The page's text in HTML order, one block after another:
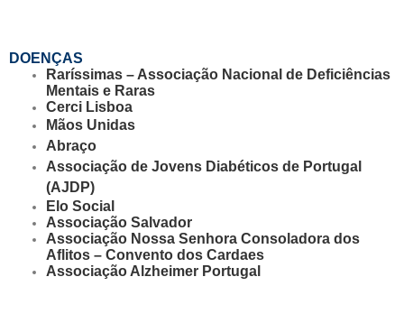
DOENÇAS
Raríssimas – Associação Nacional de Deficiências
Mentais e Raras
Cerci Lisboa
Mãos Unidas
Abraço
Associação de Jovens Diabéticos de Portugal
(AJDP)
Elo Social
Associação Salvador
Associação Nossa Senhora Consoladora dos
Aflitos – Convento dos Cardaes
Associação Alzheimer Portugal